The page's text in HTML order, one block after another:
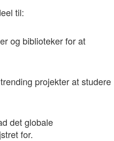
til:
og biblioteker for at
projekter at studere
det globale
for.